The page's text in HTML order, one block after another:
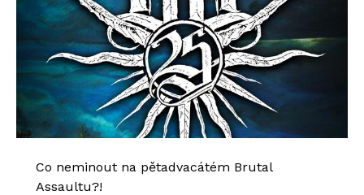
Co neminout na pětadvacátém Brutal
Assaultu?!